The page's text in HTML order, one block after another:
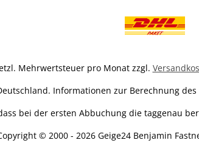
Mehrwertsteuer pro Monat zzgl.
Informationen zur Berechnung
bei der ersten Abbuchung die taggenau
© 2000 - 2026 Geige24 Benjamin